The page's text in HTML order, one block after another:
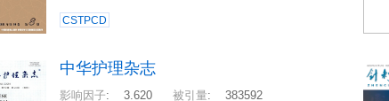
CSTPCD
中华护理杂志
影响因子: 3.620 被引量:
383592